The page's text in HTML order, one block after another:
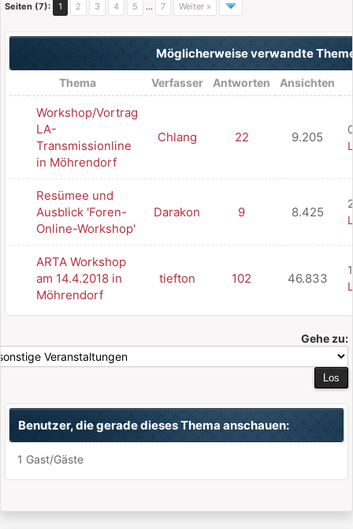
Seiten (7): 1 2 3 4 5 … 7 Weiter »
Möglicherweise verwandte
Thema Verfasser Antworten Ansichten
Workshop/Vortrag
LA-
Transmissionline
in Möhrendorf
Chlang 22 9.205
Resümee und
Ausblick 'Foren-
Online-Workshop'
Darakon 9 8.425
ARTA Workshop
am 14.4.2018 in
Möhrendorf
tiefton 102 46.833
Gehe zu:
Benutzer, die gerade dieses Thema anschauen:
1 Gast/Gäste